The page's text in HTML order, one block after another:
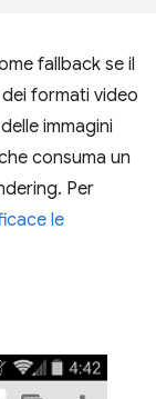
fallback se il
formati video
immagini
consuma un
Per
le